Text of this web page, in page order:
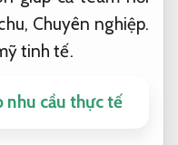
Chuyên nghiệp.
tinh tế.
nhu cầu thực tế